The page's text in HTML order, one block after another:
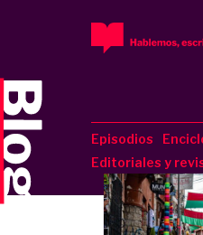
Episodios
Editoriales y